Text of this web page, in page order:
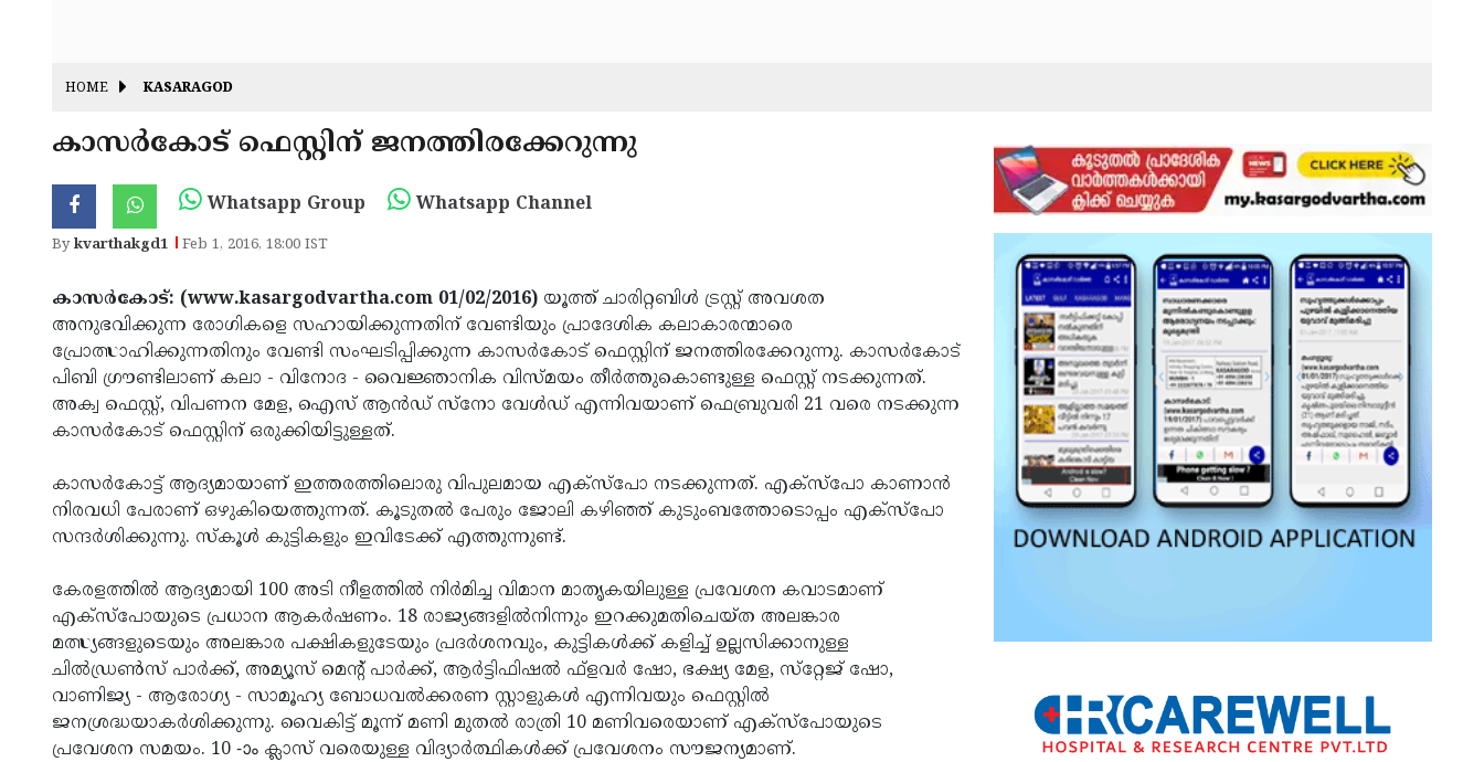
HOME KASARAGOD
കാസര്‍കോട് ഫെസ്റ്റിന് ജനത്തിരക്കേറുന്നു
Whatsapp Group Whatsapp Channel
Bykvarthakgd1 Feb 1, 2016, 18:00 IST
കാസര്‍കോട്: (www.kasargodvartha.com 01/02/2016) യൂത്ത് ചാരിറ്റബിള്‍ ട്രസ്റ്റ് അവശത
അനുഭവിക്കുന്ന രോഗികളെ സഹായിക്കുന്നതിന് വേണ്ടിയും പ്രാദേശിക കലാകാരന്മാരെ
പ്രോത്സാഹിക്കുന്നതിനും വേണ്ടി സംഘടിപ്പിക്കുന്ന കാസര്‍കോട് ഫെസ്റ്റിന് ജനത്തിരക്കേറുന്നു. കാസര്‍കോട്
പിബി ഗ്രൗണ്ടിലാണ് കലാ - വിനോദ - വൈജ്ഞാനിക വിസ്മയം തീര്‍ത്തുകൊണ്ടുള്ള ഫെസ്റ്റ് നടക്കുന്നത്.
അക്വ ഫെസ്റ്റ്, വിപണന മേള, ഐസ് ആന്‍ഡ് സ്‌നോ വേള്‍ഡ് എന്നിവയാണ് ഫെബ്രുവരി 21 വരെ നടക്കുന്ന
കാസര്‍കോട് ഫെസ്റ്റിന് ഒരുക്കിയിട്ടുള്ളത്.
കാസര്‍കോട്ട് ആദ്യമായാണ് ഇത്തരത്തിലൊരു വിപുലമായ എക്‌സ്‌പോ നടക്കുന്നത്. എക്‌സ്‌പോ കാണാന്‍
നിരവധി പേരാണ് ഒഴുകിയെത്തുന്നത്. കൂടുതല്‍ പേരും ജോലി കഴിഞ്ഞ് കുടുംബത്തോടൊപ്പം എക്‌സ്‌പോ
സന്ദര്‍ശിക്കുന്നു. സ്‌കൂള്‍ കുട്ടികളും ഇവിടേക്ക് എത്തുന്നുണ്ട്.
കേരളത്തില്‍ ആദ്യമായി 100 അടി നീളത്തില്‍ നിര്‍മിച്ച വിമാന മാതൃകയിലുള്ള പ്രവേശന കവാടമാണ്
എക്‌സ്‌പോയുടെ പ്രധാന ആകര്‍ഷണം. 18 രാജ്യങ്ങളില്‍നിന്നും ഇറക്കുമതിചെയ്ത അലങ്കാര
മത്സ്യങ്ങളുടെയും അലങ്കാര പക്ഷികളുടേയും പ്രദര്‍ശനവും, കുട്ടികള്‍ക്ക് കളിച്ച് ഉല്ലസിക്കാനുള്ള
ചില്‍ഡ്രണ്‍സ് പാര്‍ക്ക്, അമ്യൂസ് മെന്റ് പാര്‍ക്ക്, ആര്‍ട്ടിഫിഷല്‍ ഫ്‌ളവര്‍ ഷോ, ഭക്ഷ്യ മേള, സ്‌റ്റേജ് ഷോ,
വാണിജ്യ - ആരോഗ്യ - സാമൂഹ്യ ബോധവല്‍ക്കരണ സ്റ്റാളുകള്‍ എന്നിവയും ഫെസ്റ്റില്‍
ജനശ്രദ്ധയാകര്‍ശിക്കുന്നു. വൈകിട്ട് മൂന്ന് മണി മുതല്‍ രാത്രി 10 മണിവരെയാണ് എക്‌സ്‌പോയുടെ
പ്രവേശന സമയം. 10 -ാം ക്ലാസ് വരെയുള്ള വിദ്യാര്‍ത്ഥികള്‍ക്ക് പ്രവേശനം സൗജന്യമാണ്.